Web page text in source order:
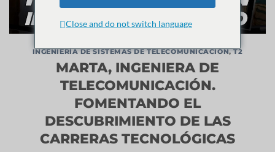
INGENIERÍA DE SISTEMAS DE TELECOMUNICACIÓN,T2
MARTA, INGENIERA DE
TELECOMUNICACIÓN.
FOMENTANDO EL
DESCUBRIMIENTO DE LAS
CARRERAS TECNOLÓGICAS
Close and do not switch language